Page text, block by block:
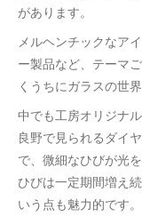
があります。
メルヘンチックなア
ー製品など、テーマ
くうちにガラスの世
中でも工房オリジナ
良野で見られるダイ
で、微細なひびが光
ひびは一定期間増え
いう点も魅力的です